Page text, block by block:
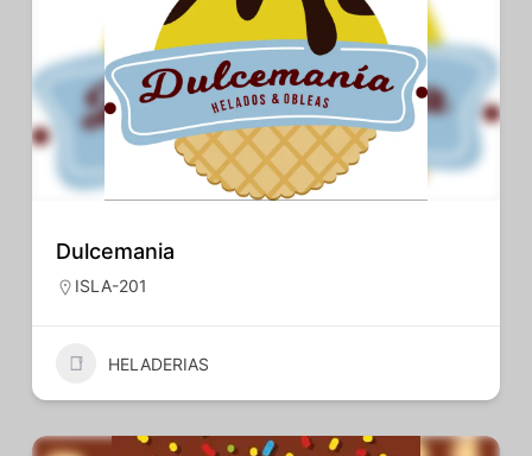
Dulcemania
ISLA-201
HELADERIAS